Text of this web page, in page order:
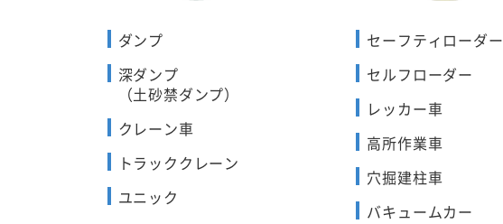
ダンプ
深ダンプ
（土砂禁ダンプ）
クレーン車
トラッククレーン
ユニック
セーフティローダー
セルフローダー
レッカー車
高所作業車
穴掘建柱車
バキュームカー